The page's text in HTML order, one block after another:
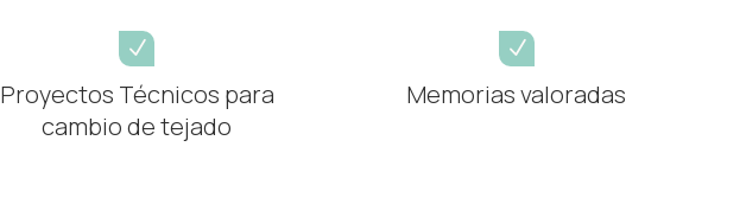
N
Proyectos Técnicos para
cambio de tejado
N
Memorias valoradas